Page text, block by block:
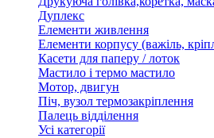
Дуплекс
Елементи живлення
Елементи корпусу (важіль,
Касети для паперу / лоток
Мастило і термо мастило
Мотор, двигун
Піч, вузол термозакріплення
Палець відділення
Усі категорії